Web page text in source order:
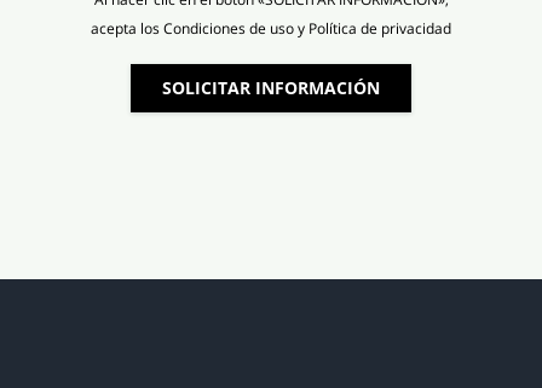
acepta los Condiciones de uso y Política de privacidad
SOLICITAR INFORMACIÓN